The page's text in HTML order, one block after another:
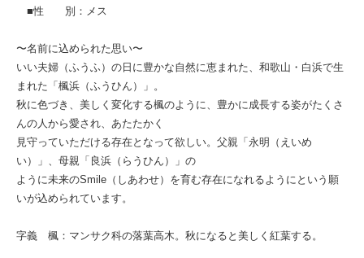
■性 別：メス
〜名前に込められた思い〜
いい夫婦（ふうふ）の日に豊かな自然に恵まれた、和歌山・白浜で生
まれた「楓浜（ふうひん）」。
秋に色づき、美しく変化する楓のように、豊かに成長する姿がたくさ
んの人から愛され、あたたかく
見守っていただける存在となって欲しい。父親「永明（えいめ
い）」、母親「良浜（らうひん）」の
ように未来のSmile（しあわせ）を育む存在になれるようにという願
いが込められています。
字義 楓：マンサク科の落葉高木。秋になると美しく紅葉する。